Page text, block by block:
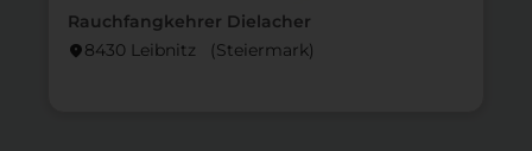
Rauchfangkehrer Dielacher
location_on8430 Leibnitz (Steier­mark)